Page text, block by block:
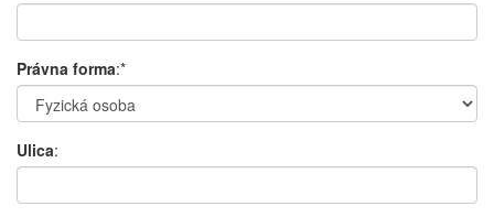
Právna forma:*
Ulica: